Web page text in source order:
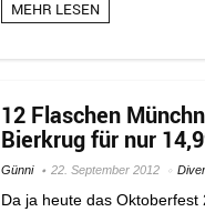
MEHR LESEN
12 Flaschen
Bierkrug für nur
Günni 22. September 2012
Da ja heute das